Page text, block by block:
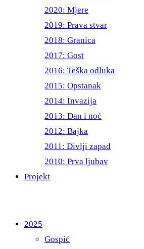
2020: Mjere
2019: Prava stvar
2018: Granica
2017: Gost
2016: Teška odluka
2015: Opstanak
2014: Invazija
2013: Dan i noć
2012: Bajka
2011: Divlji zapad
2010: Prva ljubav
Projekt
2025
Gospić